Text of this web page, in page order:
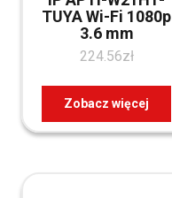
TUYA Wi-Fi 1080p
3.6 mm
224.56zł
Zobacz więcej